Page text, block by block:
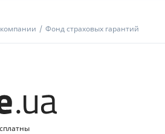
Фонд страховых гарантий